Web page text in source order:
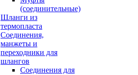
(соединительные)
Шланги из
термопласта
Соединения,
манжеты и
переходники для
шлангов
Соединения для